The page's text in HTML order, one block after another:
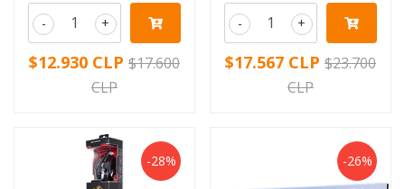
+
-
$12.930 CLP $17.600
CLP
+
-
$17.567 CLP $23.700
CLP
-28% -26%